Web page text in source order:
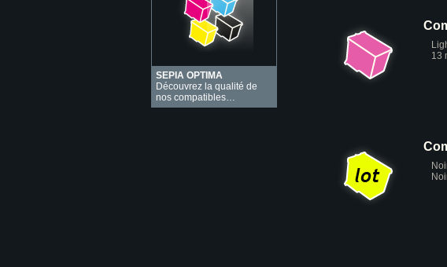
SEPIA OPTIMA
Découvrez la qualité de
nos compatibles…
13